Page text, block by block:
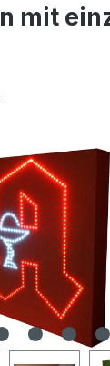
mit